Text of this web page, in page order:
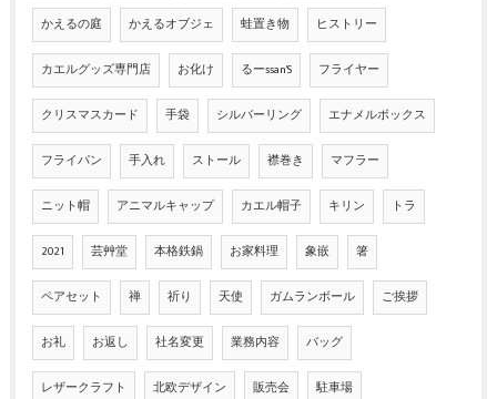
かえるの庭 かえるオブジェ 蛙置き物 ヒストリー
カエルグッズ専門店 お化け るーssan'S フライヤー
クリスマスカード 手袋 シルバーリング エナメルボックス
フライパン 手入れ ストール 襟巻き マフラー
ニット帽 アニマルキャップ カエル帽子 キリン トラ
2021 芸艸堂 本格鉄鍋 お家料理 象嵌 箸
ペアセット 禅 祈り 天使 ガムランボール ご挨拶
お礼 お返し 社名変更 業務内容 バッグ
レザークラフト 北欧デザイン 販売会 駐車場